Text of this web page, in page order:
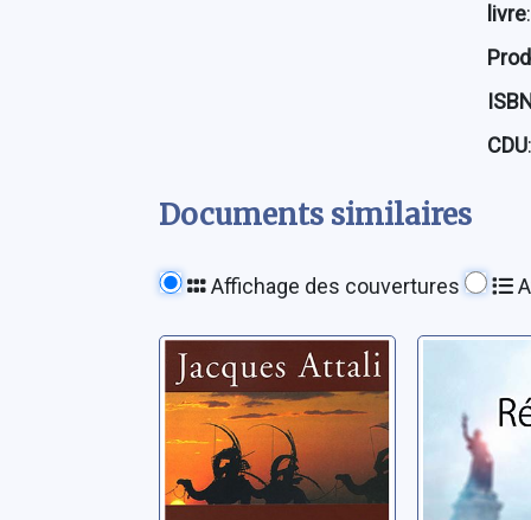
livre:
CDU:
Documents similaires
Affichage des couvertures
L'homme
nomade
Attali, Jacques
Foessel,